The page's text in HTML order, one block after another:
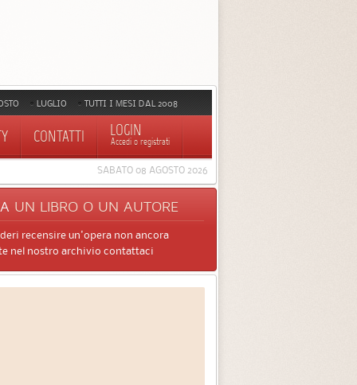
LUGLIO TUTTI I MESI DAL 2008
CONTATTI LOGIN
Accedi o registrati
SABATO 08 AGOSTO 2026
UN LIBRO O UN AUTORE
recensire un'opera non ancora
nel nostro archivio contattaci